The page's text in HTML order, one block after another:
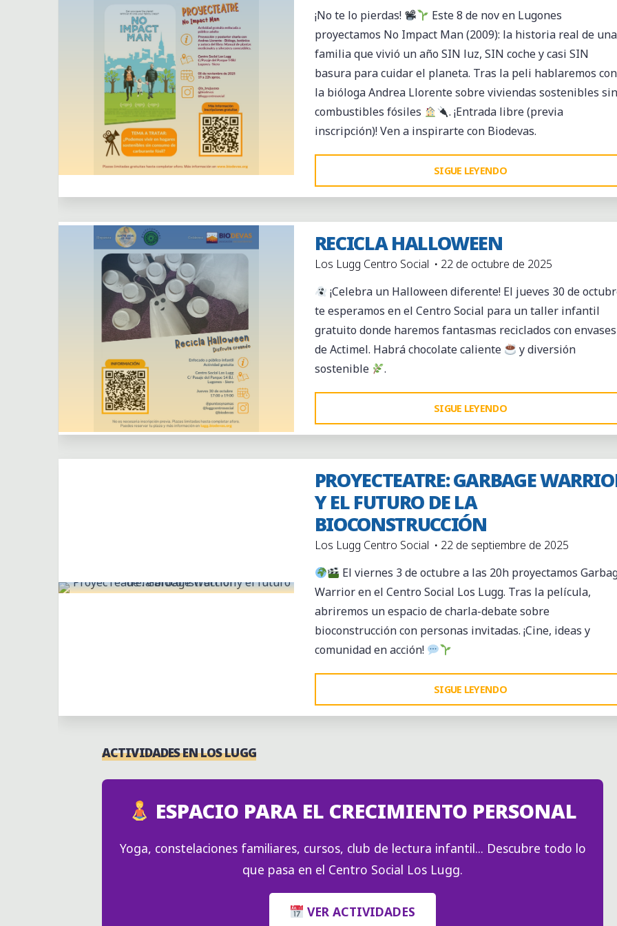
PRÁCTICO
Y
SOSTENIBLE"
¡No te lo pierdas!
Este 8 de nov en Lugones
proyectamos No Impact Man (2009): la historia real de una
familia que vivió un año SIN luz, SIN coche y casi SIN
basura para cuidar el planeta. Tras la peli hablaremos con
la bióloga Andrea Llorente sobre viviendas sostenibles sin
combustibles fósiles
. ¡Entrada libre (previa
inscripción)! Ven a inspirarte con Biodevas.
SIGUE LEYENDO
NO
Actividades Actividades puntuales
RECICLA HALLOWEEN
Los Lugg Centro Social
22 de octubre de 2025
¡Celebra un Halloween diferente! El jueves 30 de
te esperamos en el Centro Social para un taller infantil
gratuito donde haremos fantasmas reciclados con envases
de Actimel. Habrá chocolate caliente
y diversión
sostenible
.
SIGUE LEYENDO
HALLOWEEN"
PROYECTEATRE: GARBAGE
Y EL FUTURO DE LA
BIOCONSTRUCCIÓN
Los Lugg Centro Social
22 de septiembre de 2025
El viernes 3 de octubre a las 20h proyectamos
Warrior en el Centro Social Los Lugg. Tras la película,
abriremos un espacio de charla-debate sobre
bioconstrucción con personas invitadas. ¡Cine, ideas y
comunidad en acción!
SIGUE LEYENDO
GARBAGE
DE
BIOCONSTRUCCIÓN"
ACTIVIDADES EN LOS LUGG
ESPACIO PARA EL CRECIMIENTO PERSONAL
Yoga, constelaciones familiares, cursos, club de lectura infantil... Descubre todo lo
que pasa en el Centro Social Los Lugg.
VER ACTIVIDADES